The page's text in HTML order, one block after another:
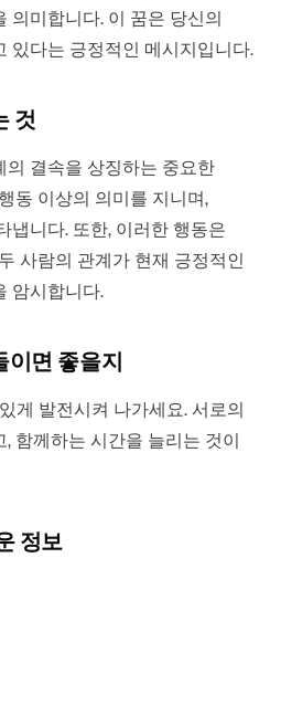
의미합니다. 이 꿈은 당신의
있다는 긍정적인 메시지입니다.
것
결속을 상징하는 중요한
동 이상의 의미를 지니며,
냅니다. 또한, 이러한 행동은
사람의 관계가 현재 긍정적인
암시합니다.
이면 좋을지
게 발전시켜 나가세요. 서로의
함께하는 시간을 늘리는 것이
정보